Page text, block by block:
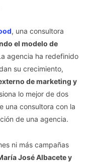
, una consultora
el modelo de
agencia ha redefinido
su crecimiento,
de marketing y
lo mejor de dos
una consultora con la
de una agencia.
ni más campañas
José Albacete y